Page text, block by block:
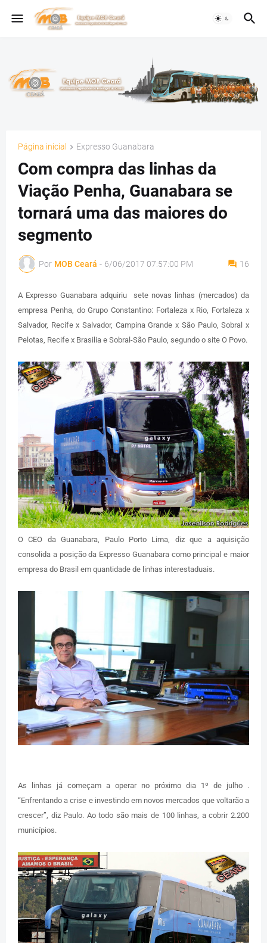
Página inicial Expresso Guanabara
Com compra das linhas da
Viação Penha, Guanabara se
tornará uma das maiores do
segmento
Por MOB Ceará - 6/06/2017 07:57:00 PM 16
A Expresso Guanabara adquiriu sete novas linhas (mercados) da
empresa Penha, do Grupo Constantino: Fortaleza x Rio, Fortaleza x
Salvador, Recife x Salvador, Campina Grande x São Paulo, Sobral x
Pelotas, Recife x Brasilia e Sobral-São Paulo, segundo o site O Povo.
O CEO da Guanabara, Paulo Porto Lima, diz que a aquisição
consolida a posição da Expresso Guanabara como principal e maior
empresa do Brasil em quantidade de linhas interestaduais.
As linhas já começam a operar no próximo dia 1º de julho .
“Enfrentando a crise e investindo em novos mercados que voltarão a
crescer”, diz Paulo. Ao todo são mais de 100 linhas, a cobrir 2.200
municípios.